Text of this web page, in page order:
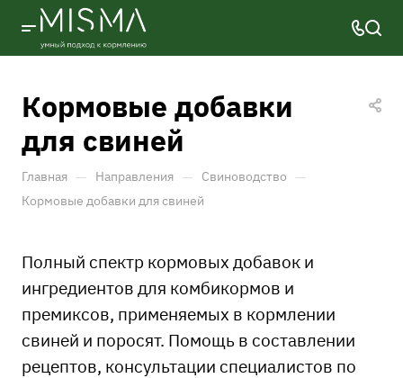
Кормовые добавки
для свиней
Главная — Направления — Свиноводство —
Кормовые добавки для свиней
Полный спектр кормовых добавок и
ингредиентов для комбикормов и
премиксов, применяемых в кормлении
свиней и поросят. Помощь в составлении
рецептов, консультации специалистов по